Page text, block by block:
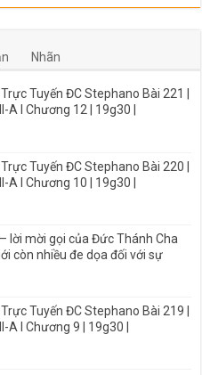
Nhãn
Tuyến ĐC Stephano Bài 221 |
A I Chương 12 | 19g30 |
Tuyến ĐC Stephano Bài 220 |
A I Chương 10 | 19g30 |
lời mời gọi của Đức Thánh Cha
còn nhiều đe dọa đối với sự
Tuyến ĐC Stephano Bài 219 |
A I Chương 9 | 19g30 |